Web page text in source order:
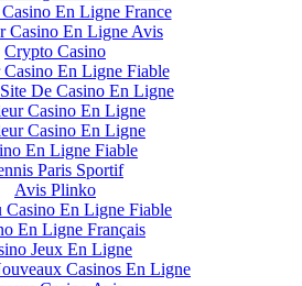
En Ligne France
Casino En Ligne Avis
Crypto Casino
En Ligne Fiable
De Casino En Ligne
Casino En Ligne
Casino En Ligne
En Ligne Fiable
Paris Sportif
Avis Plinko
Casino En Ligne Fiable
En Ligne Français
Jeux En Ligne
Casinos En Ligne